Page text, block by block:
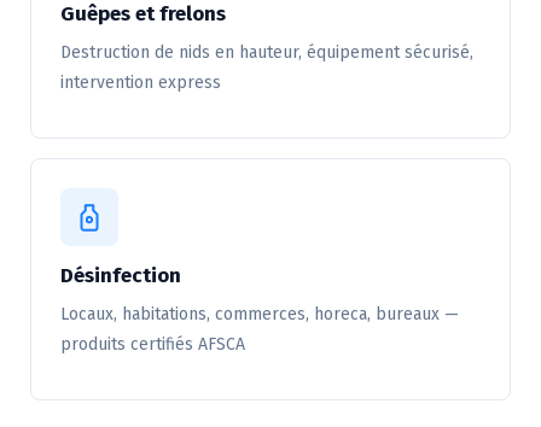
Guêpes et frelons
Destruction de nids en hauteur, équipement sécurisé,
intervention express
Désinfection
Locaux, habitations, commerces, horeca, bureaux —
produits certifiés AFSCA